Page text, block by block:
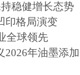
稳健增长态势
印格局演变
全球领先
年油墨添